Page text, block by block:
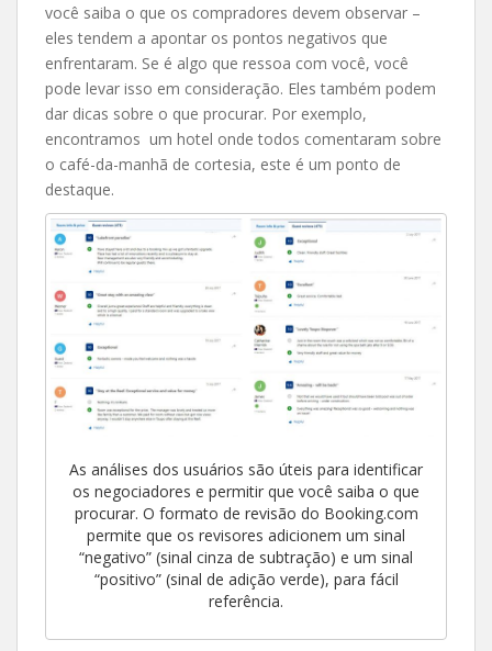
você saiba o que os compradores devem observar –
eles tendem a apontar os pontos negativos que
enfrentaram. Se é algo que ressoa com você, você
pode levar isso em consideração. Eles também podem
dar dicas sobre o que procurar. Por exemplo,
encontramos um hotel onde todos comentaram sobre
o café-da-manhã de cortesia, este é um ponto de
destaque.
As análises dos usuários são úteis para identificar
os negociadores e permitir que você saiba o que
procurar. O formato de revisão do Booking.com
permite que os revisores adicionem um sinal
“negativo” (sinal cinza de subtração) e um sinal
“positivo” (sinal de adição verde), para fácil
referência.